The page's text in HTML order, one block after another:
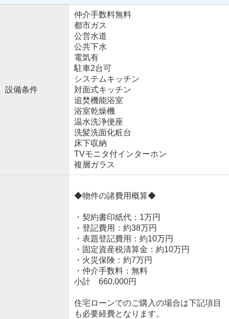
設備条件
仲介手数料無料
都市ガス
公営水道
公共下水
電気有
駐車2台可
システムキッチン
対面式キッチン
追焚機能浴室
浴室乾燥機
温水洗浄便座
洗髪洗面化粧台
床下収納
TVモニタ付インターホン
複層ガラス
◆物件の諸費用概算◆
・契約書印紙代：1万円
・登記費用：約38万円
・表題登記費用：約10万円
・固定資産税清算金：約10万円
・火災保険：約7万円
・仲介手数料：無料
小計 660,000円
住宅ローンでのご購入の場合は下記項目
も必要経費となります。